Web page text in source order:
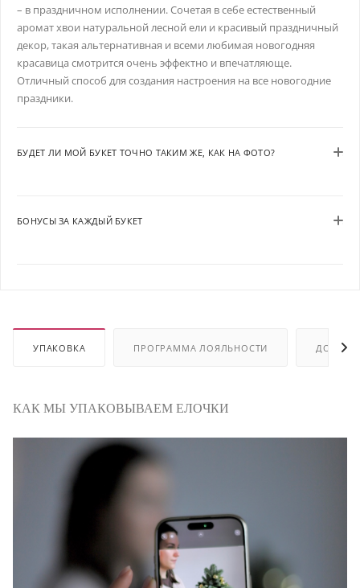
– в праздничном исполнении. Сочетая в себе естественный
аромат хвои натуральной лесной ели и красивый праздничный
декор, такая альтернативная и всеми любимая новогодняя
красавица смотрится очень эффектно и впечатляюще.
Отличный способ для создания настроения на все новогодние
праздники.
БУДЕТ ЛИ МОЙ БУКЕТ ТОЧНО ТАКИМ ЖЕ, КАК НА ФОТО?
БОНУСЫ ЗА КАЖДЫЙ БУКЕТ
УПАКОВКА ПРОГРАММА ЛОЯЛЬНОСТИ
КАК МЫ УПАКОВЫВАЕМ ЕЛОЧКИ